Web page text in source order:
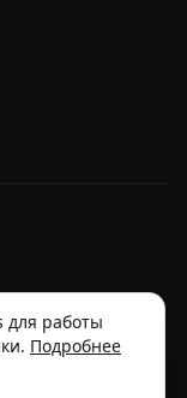
для работы
Подробнее